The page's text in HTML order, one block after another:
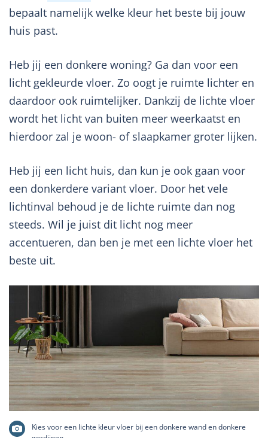
bepaalt namelijk welke kleur het beste bij jouw
huis past.
Heb jij een donkere woning? Ga dan voor een
licht gekleurde vloer. Zo oogt je ruimte lichter en
daardoor ook ruimtelijker. Dankzij de lichte vloer
wordt het licht van buiten meer weerkaatst en
hierdoor zal je woon- of slaapkamer groter lijken.
Heb jij een licht huis, dan kun je ook gaan voor
een donkerdere variant vloer. Door het vele
lichtinval behoud je de lichte ruimte dan nog
steeds. Wil je juist dit licht nog meer
accentueren, dan ben je met een lichte vloer het
beste uit.
Kies voor een lichte kleur vloer bij een donkere wand en donkere